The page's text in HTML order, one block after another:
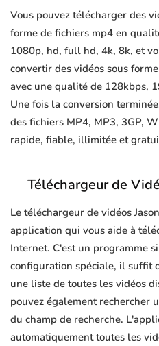
Vous pouvez télécharger des
forme de fichiers mp4 en
1080p, hd, full hd, 4k, 8k, et
convertir des vidéos sous
avec une qualité de 128kbps,
Une fois la conversion
des fichiers MP4, MP3, 3GP,
rapide, fiable, illimitée et
Téléchargeur de
Le téléchargeur de vidéos
application qui vous aide à
Internet. C'est un programme
configuration spéciale, il suffit
une liste de toutes les vidéos
pouvez également rechercher
du champ de recherche.
automatiquement toutes les